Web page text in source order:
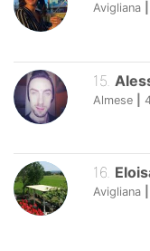
Avigliana
15
Almese
16
Avigliana